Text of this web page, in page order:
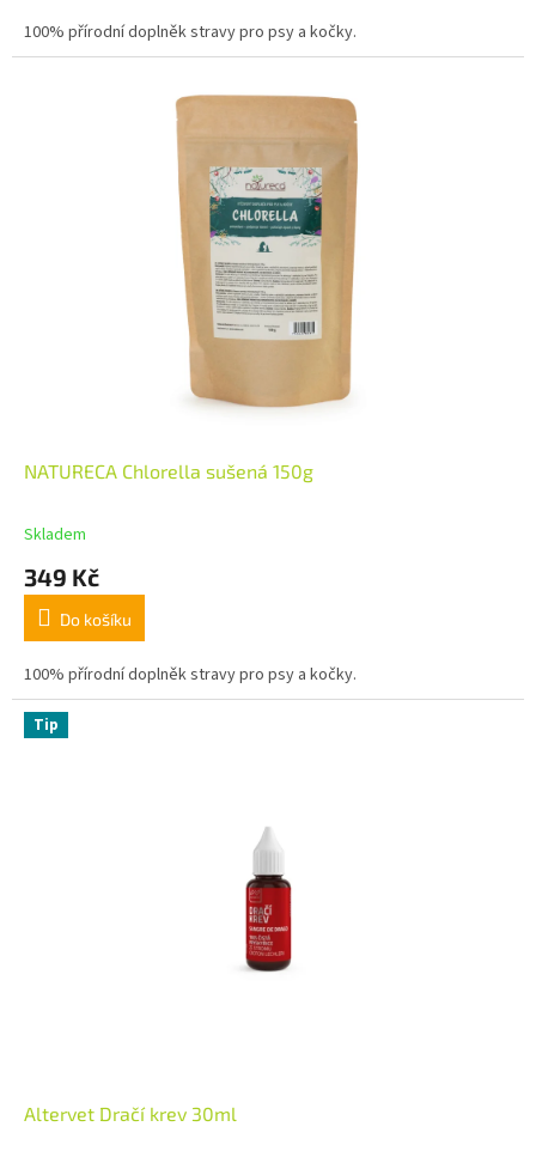
100% přírodní doplněk stravy pro psy a kočky.
NATURECA Chlorella sušená 150g
Skladem
349 Kč
Do košíku
100% přírodní doplněk stravy pro psy a kočky.
Tip
Altervet Dračí krev 30ml